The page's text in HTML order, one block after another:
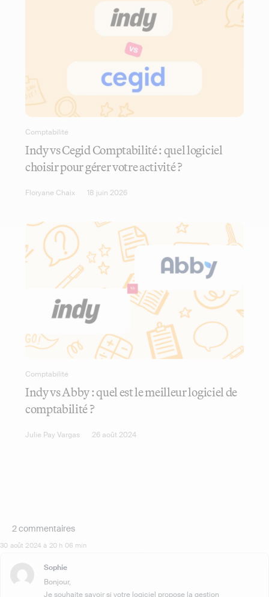
Comptabilité
Indy vs Cegid Comptabilité : quel logiciel
choisir pour gérer votre activité ?
Floryane Chaix 18 juin 2026
Comptabilité
Indy vs Abby : quel est le meilleur logiciel de
comptabilité ?
Julie Pay Vargas 26 août 2024
2 commentaires
30 août 2024 à 20 h 06 min
Sophie
Bonjour,
Je souhaite savoir si votre logiciel propose la gestion